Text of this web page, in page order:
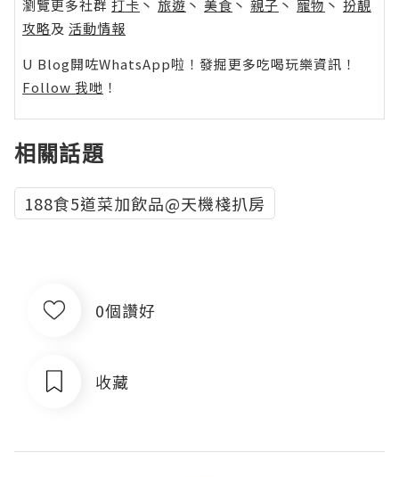
瀏覽更多社群 打卡 丶 旅遊 丶 美食 丶 親子 丶 寵物 丶 扮靚
攻略及 活動情報
U Blog開咗WhatsApp啦！發掘更多吃喝玩樂資訊！
Follow 我哋 ！
相關話題
188食5道菜加飲品@天機棧扒房
0個讚好
收藏